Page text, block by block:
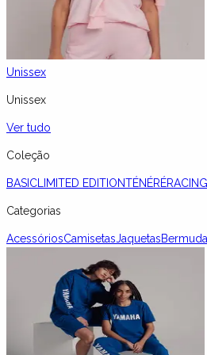
Unissex
Unissex
Ver tudo
Coleção
BASIC LIMITED EDITIONTÉNÉRÉRACING
Categorias
AcessóriosCamisetasJaquetas